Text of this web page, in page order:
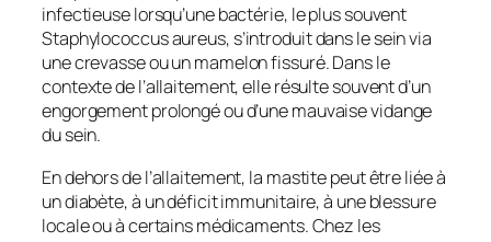
infectieuse lorsqu’une bactérie, le plus souvent
Staphylococcus aureus, s’introduit dans le sein via
une crevasse ou un mamelon fissuré. Dans le
contexte de l’allaitement, elle résulte souvent d’un
engorgement prolongé ou d’une mauvaise vidange
du sein.
En dehors de l’allaitement, la mastite peut être liée à
un diabète, à un déficit immunitaire, à une blessure
locale ou à certains médicaments. Chez les